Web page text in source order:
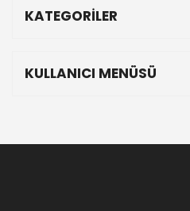
KATEGORİLER
KULLANICI MENÜSÜ